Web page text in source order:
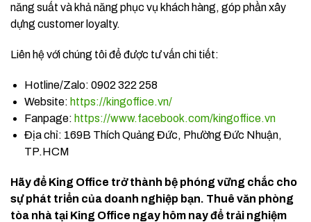
năng suất và khả năng phục vụ khách hàng, góp phần xây
dựng customer loyalty.
Liên hệ với chúng tôi để được tư vấn chi tiết:
Hotline/Zalo: 0902 322 258
Website: https://kingoffice.vn/
Fanpage: https://www.facebook.com/kingoffice.vn
Địa chỉ: 169B Thích Quảng Đức, Phường Đức Nhuận,
TP.HCM
Hãy để King Office trở thành bệ phóng vững chắc cho
sự phát triển của doanh nghiệp bạn. Thuê văn phòng
tòa nhà tại King Office ngay hôm nay để trải nghiệm